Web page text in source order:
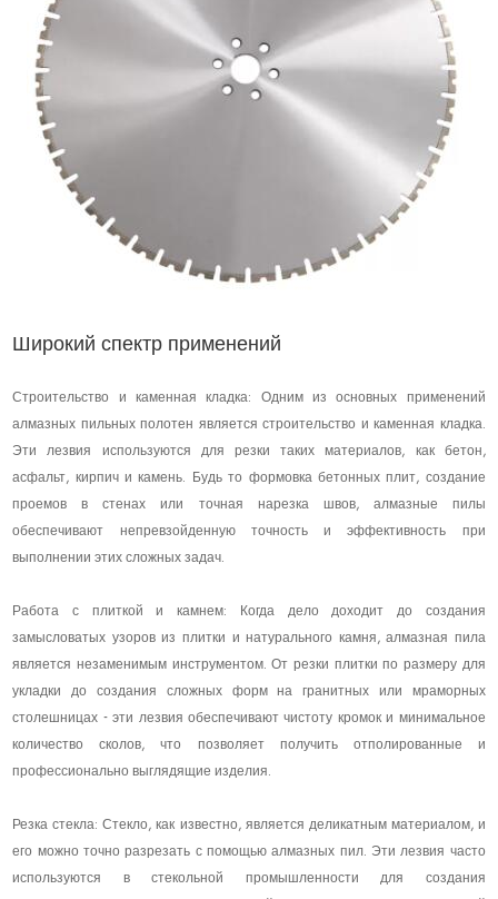
Широкий спектр применений
Строительство и каменная кладка: Одним из основных применений
алмазных пильных полотен является строительство и каменная кладка.
Эти лезвия используются для резки таких материалов, как бетон,
асфальт, кирпич и камень. Будь то формовка бетонных плит, создание
проемов в стенах или точная нарезка швов, алмазные пилы
обеспечивают непревзойденную точность и эффективность при
выполнении этих сложных задач.
Работа с плиткой и камнем: Когда дело доходит до создания
замысловатых узоров из плитки и натурального камня, алмазная пила
является незаменимым инструментом. От резки плитки по размеру для
укладки до создания сложных форм на гранитных или мраморных
столешницах - эти лезвия обеспечивают чистоту кромок и минимальное
количество сколов, что позволяет получить отполированные и
профессионально выглядящие изделия.
Резка стекла: Стекло, как известно, является деликатным материалом, и
его можно точно разрезать с помощью алмазных пил. Эти лезвия часто
используются в стекольной промышленности для создания